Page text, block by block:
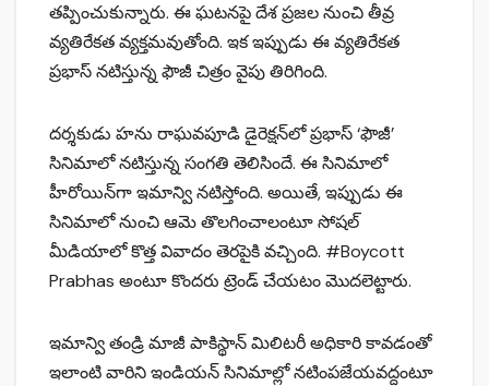
తప్పించుకున్నారు. ఈ ఘటనపై దేశ ప్రజల నుంచి తీవ్ర
వ్యతిరేకత వ్యక్తమవుతోంది. ఇక ఇప్పుడు ఈ వ్యతిరేకత
ప్రభాస్ నటిస్తున్న ఫౌజీ చిత్రం వైపు తిరిగింది.
దర్శకుడు హను రాఘవపూడి డైరెక్షన్‌లో ప్రభాస్ ‘ఫౌజీ’
సినిమాలో నటిస్తున్న సంగతి తెలిసిందే. ఈ సినిమాలో
హీరోయిన్‌గా ఇమాన్వి నటిస్తోంది. అయితే, ఇప్పుడు ఈ
సినిమాలో నుంచి ఆమె తొలగించాలంటూ సోషల్
మీడియాలో కొత్త వివాదం తెరపైకి వచ్చింది. #Boycott
Prabhas అంటూ కొందరు ట్రెండ్ చేయటం మొదలెట్టారు.
ఇమాన్వి తండ్రి మాజీ పాకిస్థాన్ మిలిటరీ అధికారి కావడంతో
ఇలాంటి వారిని ఇండియన్ సినిమాల్లో నటింపజేయవద్దంటూ